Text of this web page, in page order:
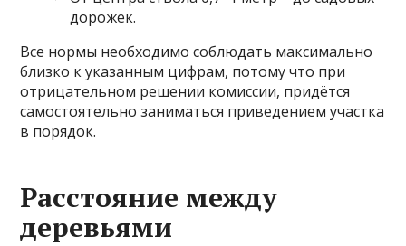
дорожек.
Все нормы необходимо соблюдать максимально
близко к указанным цифрам, потому что при
отрицательном решении комиссии, придётся
самостоятельно заниматься приведением участка
в порядок.
Расстояние между
деревьями